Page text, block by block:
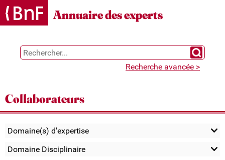
Gestion des cookies
Annuaire des experts
Chercher
Recherche avancée >
Collaborateurs
Domaine(s) d'expertise
Domaine Disciplinaire